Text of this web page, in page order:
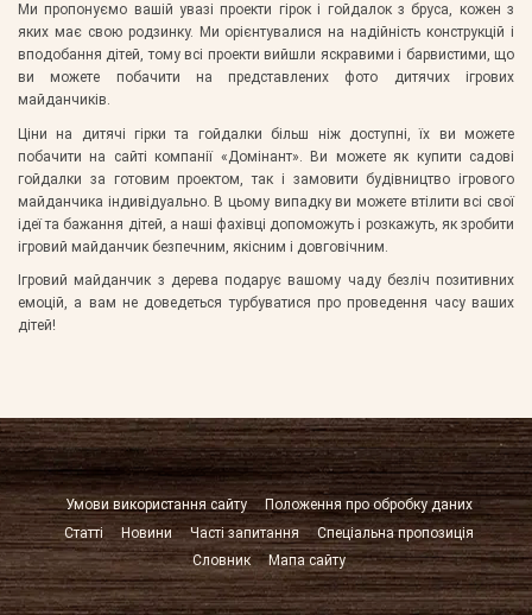
Ми пропонуємо вашій увазі проекти гірок і гойдалок з бруса, кожен з
яких має свою родзинку. Ми орієнтувалися на надійність конструкцій і
вподобання дітей, тому всі проекти вийшли яскравими і барвистими, що
ви можете побачити на представлених фото дитячих ігрових
майданчиків.
Ціни на дитячі гірки та гойдалки більш ніж доступні, їх ви можете
побачити на сайті компанії «Домінант». Ви можете як купити садові
гойдалки за готовим проектом, так і замовити будівництво ігрового
майданчика індивідуально. В цьому випадку ви можете втілити всі свої
ідеї та бажання дітей, а наші фахівці допоможуть і розкажуть, як зробити
ігровий майданчик безпечним, якісним і довговічним.
Ігровий майданчик з дерева подарує вашому чаду безліч позитивних
емоцій, а вам не доведеться турбуватися про проведення часу ваших
дітей!
Умови використання сайту
Положення про обробку даних
Статті
Новини Часті запитання
Спеціальна пропозиція
Словник
Мапа сайту